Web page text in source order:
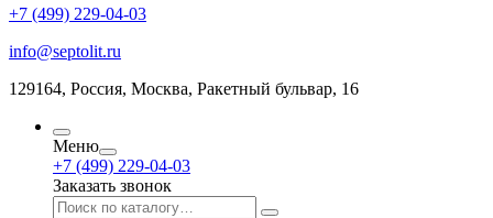
+7 (499) 229-04-03
info@septolit.ru
129164, Россия, Москва, Ракетный бульвар, 16
Меню
+7 (499) 229-04-03
Заказать звонок